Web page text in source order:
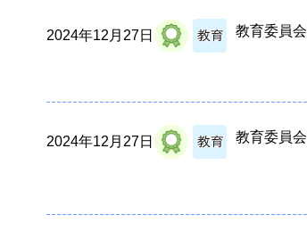
2024年12月27日 教育委員会
2024年12月27日 教育委員会